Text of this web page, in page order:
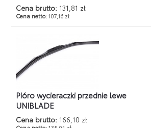
Cena brutto: 131,81 zł
Cena netto:107,16 zł
Pióro wycieraczki przednie lewe
UNIBLADE
Cena brutto: 166,10 zł